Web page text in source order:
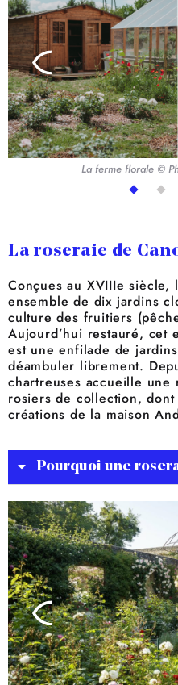
La ferme florale ©
La roseraie de
Conçues au XVIIIe siècle,
ensemble de dix jardins
culture des fruitiers
Aujourd’hui restauré, cet
est une enfilade de
déambuler librement.
chartreuses accueille
rosiers de collection,
créations de la maison
Pourquoi une